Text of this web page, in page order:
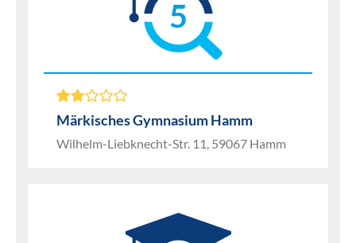
5
Märkisches Gymnasium Hamm
Wilhelm-Liebknecht-Str. 11, 59067 Hamm